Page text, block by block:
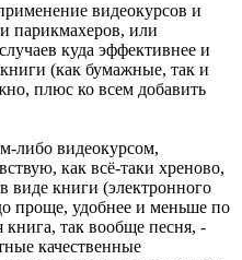
видеокурсов и
парикмахеров, или
куда эффективнее и
(как бумажные, так и
плюс ко всем добавить
либо видеокурсом,
как всё-таки хреново,
виде книги (электронного
проще, удобнее и меньше по
книга, так вообще песня, -
качественные